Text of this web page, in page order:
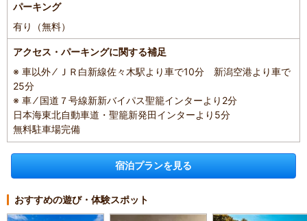
パーキング
有り（無料）
アクセス・パーキングに関する補足
※ 車以外 ⁄ ＪＲ白新線佐々木駅より車で10分 新潟空港より車で
25分
※ 車 ⁄ 国道７号線新新バイパス聖籠インターより2分
日本海東北自動車道・聖籠新発田インターより5分
無料駐車場完備
宿泊プランを見る
おすすめの遊び・体験スポット